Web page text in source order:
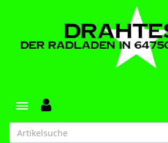
Toggle navigation